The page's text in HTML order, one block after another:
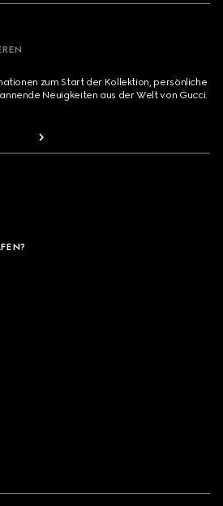
zum Start der Kollektion, persönliche
Neuigkeiten aus der Welt von Gucci.